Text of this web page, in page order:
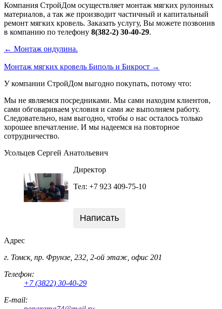
Компания СтройДом осуществляет монтаж мягких рулонных
материалов, а так же производит частичный и капитальный
ремонт мягких кровель. Заказать услугу, Вы можете позвонив
в компанию по телефону 8(382-2) 30-40-29.
← Монтаж ондулина.
Монтаж мягких кровель Биполь и Бикрост →
У компании СтройДом выгодно покупать, потому что:
Мы не являемся посредниками. Мы сами находим клиентов,
сами обговариваем условия и сами же выполняем работу.
Следовательно, нам выгодно, чтобы о нас осталось только
хорошее впечатление. И мы надеемся на повторное
сотрудничество.
Усольцев Сергей Анатольевич
Директор
Тел: +7 923 409-75-10
Написать
Адрес
г. Томск, пр. Фрунзе, 232, 2-ой этаж, офис 201
Телефон:
+7 (3822) 30-40-29
E-mail: